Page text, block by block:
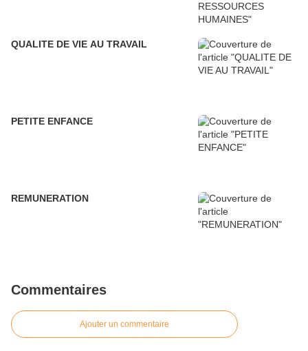
QUALITE DE VIE AU TRAVAIL
PETITE ENFANCE
REMUNERATION
Commentaires
Ajouter un commentaire